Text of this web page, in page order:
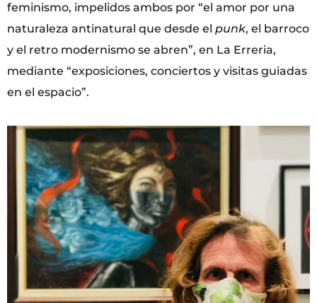
feminismo, impelidos ambos por “el amor por una
naturaleza antinatural que desde el punk, el barroco
y el retro modernismo se abren”, en La Erreria,
mediante “exposiciones, conciertos y visitas guiadas
en el espacio”.